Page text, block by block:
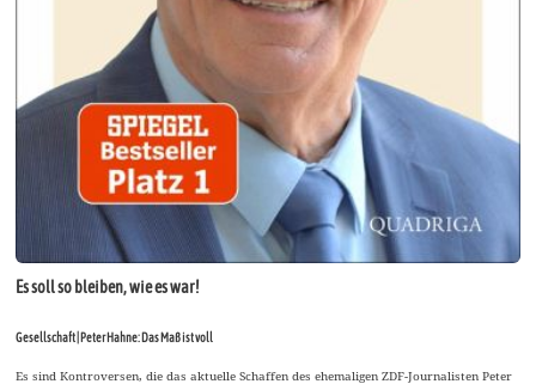
Es soll so bleiben, wie es war!
Gesellschaft | Peter Hahne: Das Maß ist voll
Es sind Kontroversen, die das aktuelle Schaffen des ehemaligen ZDF-Journalisten Peter